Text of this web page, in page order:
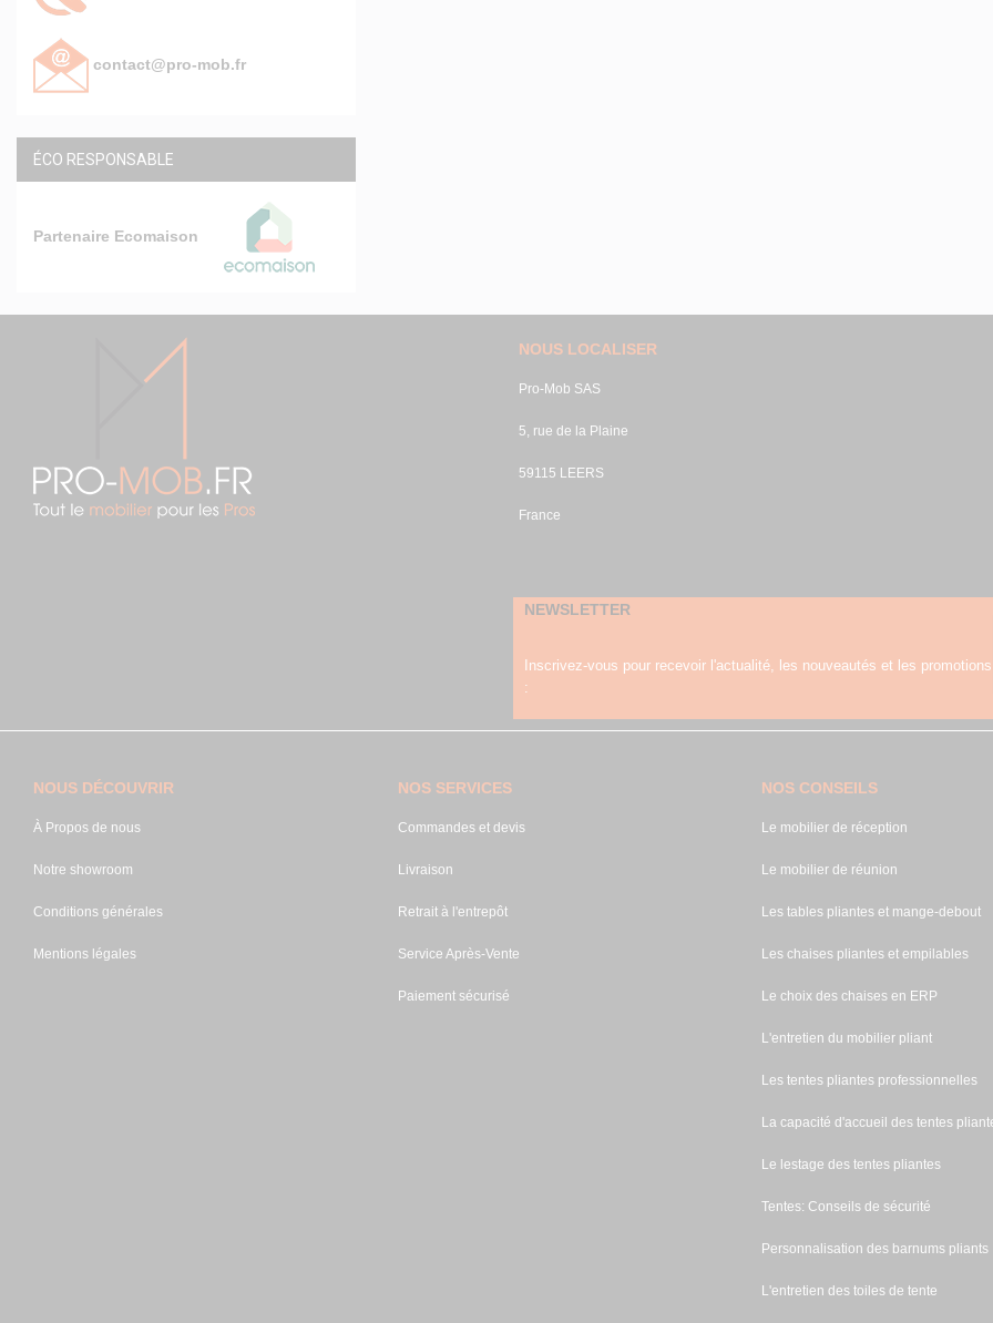
contact@pro-mob.fr
ÉCO RESPONSABLE
Partenaire Ecomaison
NOUS LOCALISER
Pro-Mob SAS
5, rue de la Plaine
59115 LEERS
France
NEWSLETTER
Inscrivez-vous pour recevoir l'actualité, les nouveautés et les promotions
:
NOUS DÉCOUVRIR
À Propos de nous
Notre showroom
Conditions générales
Mentions légales
NOS SERVICES
Commandes et devis
Livraison
Retrait à l'entrepôt
Service Après-Vente
Paiement sécurisé
NOS CONSEILS
Le mobilier de réception
Le mobilier de réunion
Les tables pliantes et mange-debout
Les chaises pliantes et empilables
Le choix des chaises en ERP
L'entretien du mobilier pliant
Les tentes pliantes professionnelles
La capacité d'accueil des tentes
Le lestage des tentes pliantes
Tentes: Conseils de sécurité
Personnalisation des barnums pliants
L'entretien des toiles de tente